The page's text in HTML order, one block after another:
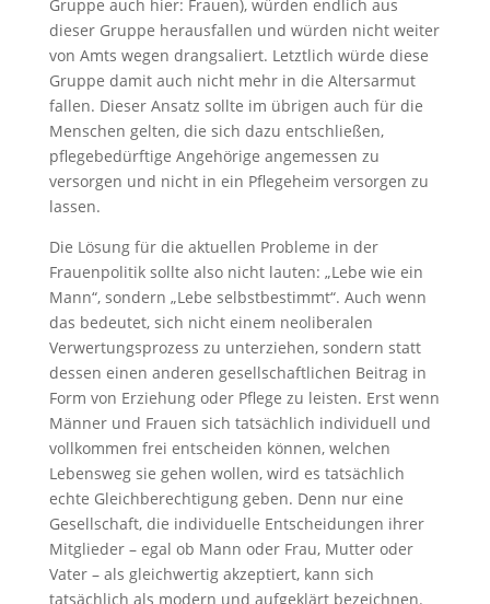
Gruppe auch hier: Frauen), würden endlich aus
dieser Gruppe herausfallen und würden nicht weiter
von Amts wegen drangsaliert. Letztlich würde diese
Gruppe damit auch nicht mehr in die Altersarmut
fallen. Dieser Ansatz sollte im übrigen auch für die
Menschen gelten, die sich dazu entschließen,
pflegebedürftige Angehörige angemessen zu
versorgen und nicht in ein Pflegeheim versorgen zu
lassen.
Die Lösung für die aktuellen Probleme in der
Frauenpolitik sollte also nicht lauten: „Lebe wie ein
Mann“, sondern „Lebe selbstbestimmt“. Auch wenn
das bedeutet, sich nicht einem neoliberalen
Verwertungsprozess zu unterziehen, sondern statt
dessen einen anderen gesellschaftlichen Beitrag in
Form von Erziehung oder Pflege zu leisten. Erst wenn
Männer und Frauen sich tatsächlich individuell und
vollkommen frei entscheiden können, welchen
Lebensweg sie gehen wollen, wird es tatsächlich
echte Gleichberechtigung geben. Denn nur eine
Gesellschaft, die individuelle Entscheidungen ihrer
Mitglieder – egal ob Mann oder Frau, Mutter oder
Vater – als gleichwertig akzeptiert, kann sich
tatsächlich als modern und aufgeklärt bezeichnen.